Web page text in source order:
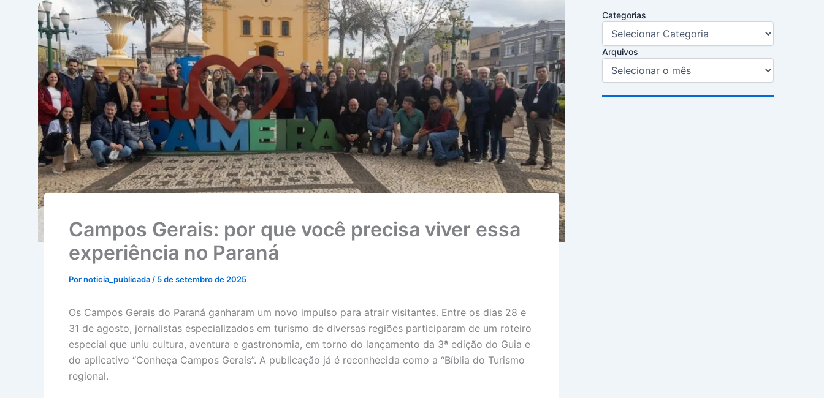
Campos Gerais: por que você precisa viver essa
experiência no Paraná
Pornoticia_publicada / 5 de setembro de 2025
Os Campos Gerais do Paraná ganharam um novo impulso para atrair visitantes. Entre os dias 28 e
31 de agosto, jornalistas especializados em turismo de diversas regiões participaram de um roteiro
especial que uniu cultura, aventura e gastronomia, em torno do lançamento da 3ª edição do Guia e
do aplicativo “Conheça Campos Gerais”. A publicação já é reconhecida como a “Bíblia do Turismo
regional.
Categorias
Arquivos